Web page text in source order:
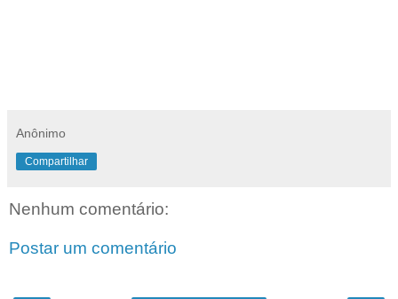
Anônimo
Compartilhar
Nenhum comentário:
Postar um comentário